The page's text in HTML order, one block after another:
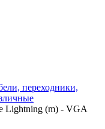
переходники,
Lightning (m) - VGA